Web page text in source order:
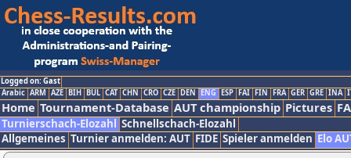
Logged on: Gast
Arabic ARM AZE BIH BUL CAT CHN CRO CZE DEN ENG ESP FAI FIN FRA GER GRE INA
Home Tournament-Database AUT championship Pictures
Turnierschach-Elozahl Schnellschach-Elozahl
Allgemeines Turnier anmelden: AUT FIDE Spieler anmelden Elo